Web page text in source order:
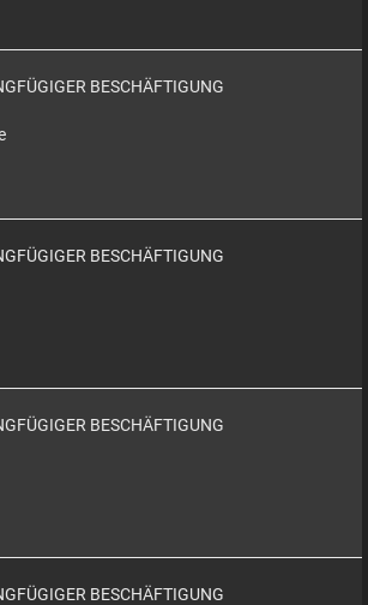
BESCHÄFTIGUNG
BESCHÄFTIGUNG
BESCHÄFTIGUNG
BESCHÄFTIGUNG